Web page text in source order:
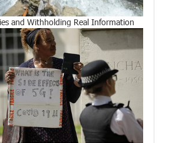
and Withholding Real Information